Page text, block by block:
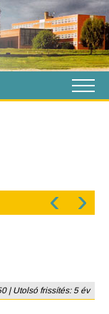
‹ ›
| Utolsó frissítés: 5 év